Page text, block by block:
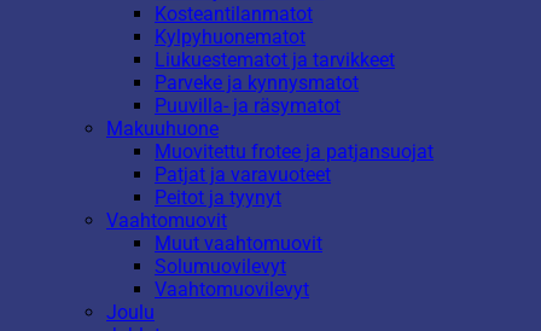
Kosteantilanmatot
Kylpyhuonematot
Liukuestematot ja tarvikkeet
Parveke ja kynnysmatot
Puuvilla- ja räsymatot
Makuuhuone
Muovitettu frotee ja patjansuojat
Patjat ja varavuoteet
Peitot ja tyynyt
Vaahtomuovit
Muut vaahtomuovit
Solumuovilevyt
Vaahtomuovilevyt
Joulu